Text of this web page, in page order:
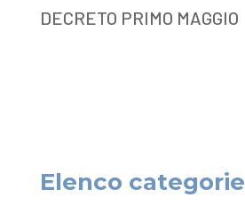
DECRETO PRIMO MAGGIO
Elenco categorie